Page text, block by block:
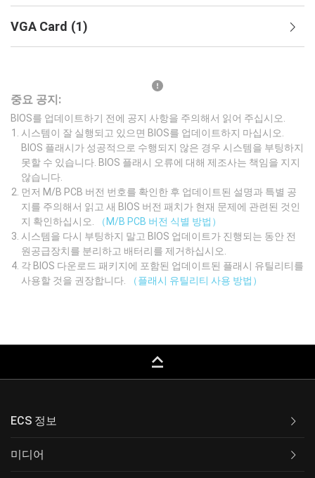
VGA Card (1)
중요 공지:
BIOS를 업데이트하기 전에 공지 사항을 주의해서 읽어 주십시오.
시스템이 잘 실행되고 있으면 BIOS를 업데이트하지 마십시오.
BIOS 플래시가 성공적으로 수행되지 않은 경우 시스템을 부팅하지
못할 수 있습니다. BIOS 플래시 오류에 대해 제조사는 책임을 지지
않습니다.
먼저 M/B PCB 버전 번호를 확인한 후 업데이트된 설명과 특별 공
지를 주의해서 읽고 새 BIOS 버전 패치가 현재 문제에 관련된 것인
지 확인하십시오.
（M/B PCB 버전 식별 방법）
시스템을 다시 부팅하지 말고 BIOS 업데이트가 진행되는 동안 전
원공급장치를 분리하고 배터리를 제거하십시오.
각 BIOS 다운로드 패키지에 포함된 업데이트된 플래시 유틸리티를
사용할 것을 권장합니다.
（플래시 유틸리티 사용 방법）
keyboard_capslock
ECS 정보
미디어